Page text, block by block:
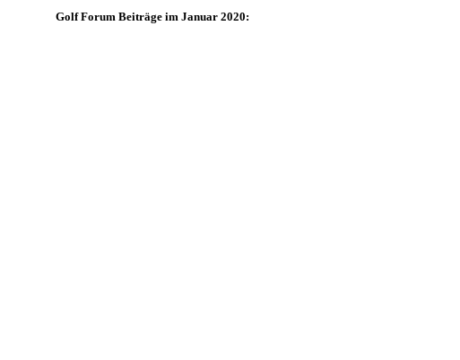
Golf Forum Beiträge im Januar 2020: